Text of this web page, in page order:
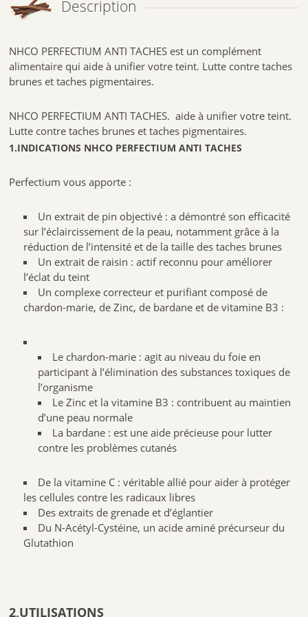
Description
NHCO PERFECTIUM ANTI TACHES est un complément
alimentaire qui aide à unifier votre teint. Lutte contre taches
brunes et taches pigmentaires.
NHCO PERFECTIUM ANTI TACHES. aide à unifier votre teint.
Lutte contre taches brunes et taches pigmentaires.
1.INDICATIONS NHCO PERFECTIUM ANTI TACHES
Perfectium vous apporte :
Un extrait de pin objectivé : a démontré son efficacité
sur l’éclaircissement de la peau, notamment grâce à la
réduction de l’intensité et de la taille des taches brunes
Un extrait de raisin : actif reconnu pour améliorer
l’éclat du teint
Un complexe correcteur et purifiant composé de
chardon-marie, de Zinc, de bardane et de vitamine B3 :
Le chardon-marie : agit au niveau du foie en
participant à l’élimination des substances toxiques de
l’organisme
Le Zinc et la vitamine B3 : contribuent au maintien
d’une peau normale
La bardane : est une aide précieuse pour lutter
contre les problèmes cutanés
De la vitamine C : véritable allié pour aider à protéger
les cellules contre les radicaux libres
Des extraits de grenade et d’églantier
Du N-Acétyl-Cystéine, un acide aminé précurseur du
Glutathion
2,UTILISATIONS